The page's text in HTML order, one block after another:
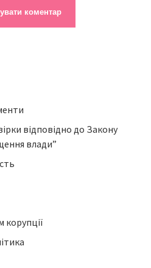
відповідно до Закону
влади”
корупції